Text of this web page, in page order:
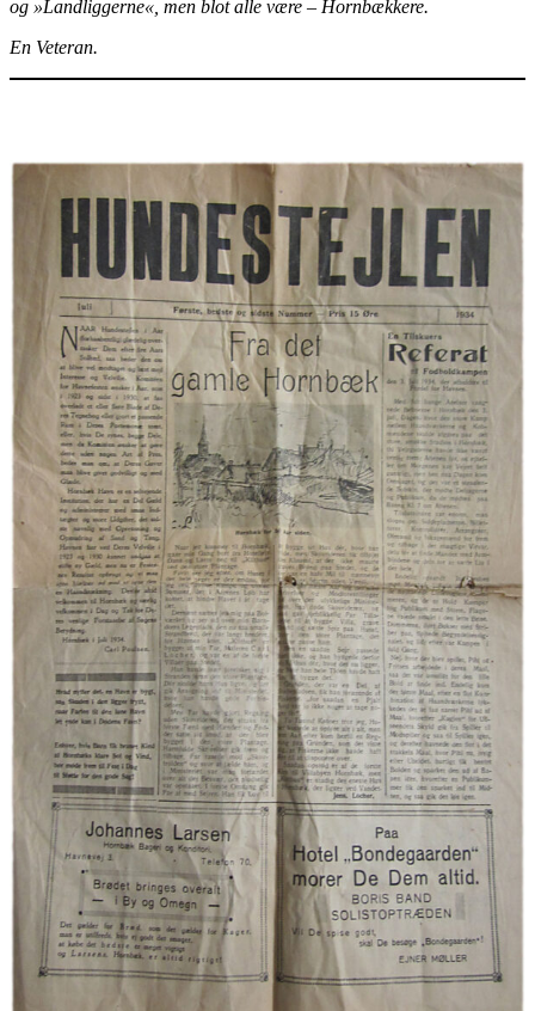
og »Landliggerne«, men blot alle være – Hornbækkere.
En Veteran.